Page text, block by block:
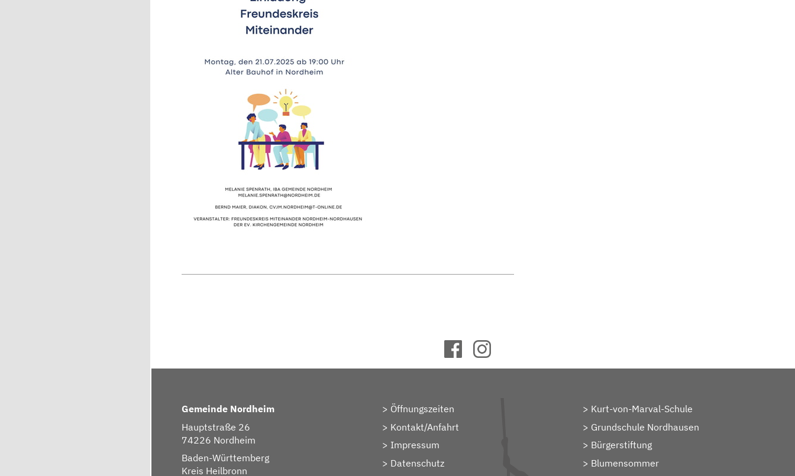
Gemeinde Nordheim
Hauptstraße 26
74226 Nordheim
Baden-Württemberg
Kreis Heilbronn
Öffnungszeiten
Kontakt/Anfahrt
Impressum
Datenschutz
Kurt-von-Marval-Schule
Grundschule Nordhausen
Bürgerstiftung
Blumensommer